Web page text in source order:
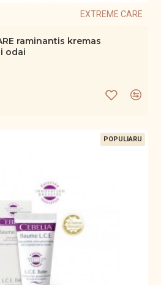
EXTREME CARE
raminantis kremas
odai
POPULIARU